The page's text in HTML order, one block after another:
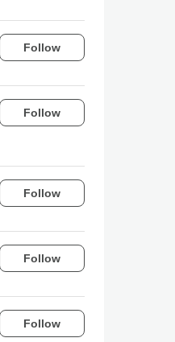
Follow
Follow
Follow
Follow
Follow